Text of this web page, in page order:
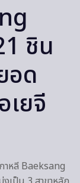
ชิน
อด
เยจี
าหลี Baeksang